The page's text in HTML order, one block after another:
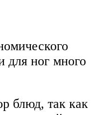
для ног много
блюд, так как